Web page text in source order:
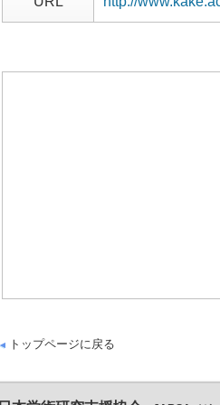
トップページに戻る